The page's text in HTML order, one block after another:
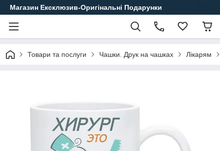
Магазин Ексклюзив-Оригінальні Подарунки
Товари та послуги Чашки. Друк на чашках Лікарям